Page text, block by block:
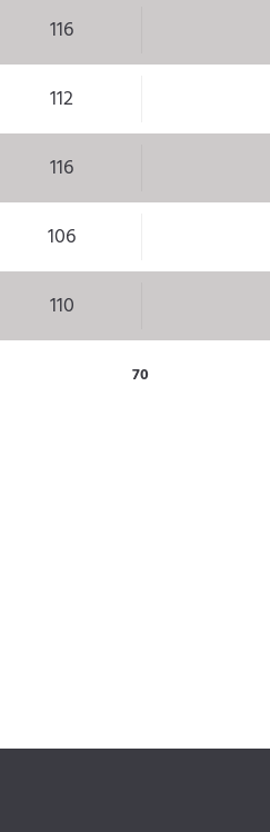
116
112
116
106
110
70